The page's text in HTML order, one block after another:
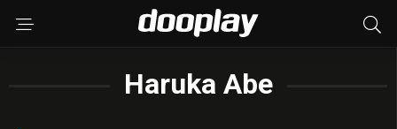
Haruka Abe